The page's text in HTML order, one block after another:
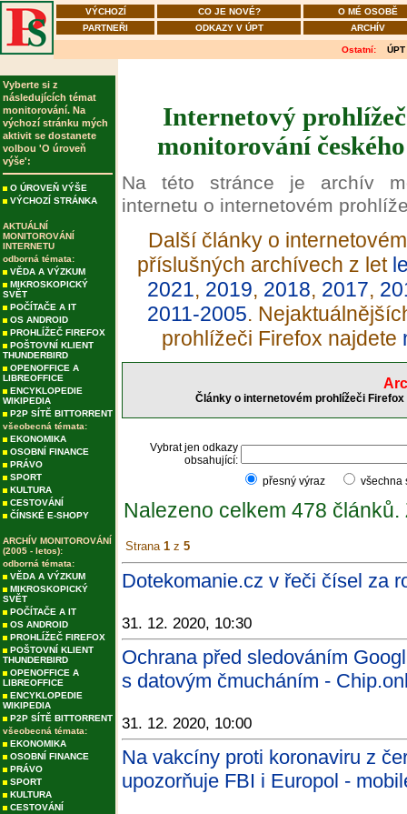
VÝCHOZÍ CO JE NOVÉ?
O MÉ OSOBĚ
PARTNEŘI
ODKAZY V ÚPT ARCHÍV
Ostatní: ÚPT
Vyberte si z
následujících témat
monitorování. Na
výchozí stránku mých
aktivit se dostanete
volbou 'O úroveň
výše':
O ÚROVEŇ VÝŠE
VÝCHOZÍ STRÁNKA
AKTUÁLNÍ
MONITOROVÁNÍ
INTERNETU
odborná témata:
VĚDA A VÝZKUM
MIKROSKOPICKÝ
SVĚT
POČÍTAČE A IT
OS ANDROID
PROHLÍŽEČ FIREFOX
POŠTOVNÍ KLIENT
THUNDERBIRD
OPENOFFICE A
LIBREOFFICE
ENCYKLOPEDIE
WIKIPEDIA
P2P SÍTĚ BITTORRENT
všeobecná témata:
EKONOMIKA
OSOBNÍ FINANCE
PRÁVO
SPORT
KULTURA
CESTOVÁNÍ
ČÍNSKÉ E-SHOPY
ARCHÍV MONITOROVÁNÍ
(2005 - letos):
odborná témata:
VĚDA A VÝZKUM
MIKROSKOPICKÝ
SVĚT
POČÍTAČE A IT
OS ANDROID
PROHLÍŽEČ FIREFOX
POŠTOVNÍ KLIENT
THUNDERBIRD
OPENOFFICE A
LIBREOFFICE
ENCYKLOPEDIE
WIKIPEDIA
P2P SÍTĚ BITTORRENT
všeobecná témata:
EKONOMIKA
OSOBNÍ FINANCE
PRÁVO
SPORT
KULTURA
CESTOVÁNÍ
Internetový
monitorování
Na této stránce je archív
internetu o internetovém
Další články o
příslušných archívech z let
2021, 2019, 2018, 2017,
2011-2005.
prohlížeči Firefox najdete
Články o internetovém prohlížeči Firefox
Vybrat jen odkazy
obsahující:
přesný výraz
Nalezeno celkem 478
Strana 1 z 5
Dotekomanie.cz v řeči čísel za
31. 12. 2020, 10:30
Ochrana před sledováním
s datovým čmucháním -
31. 12. 2020, 10:00
Na vakcíny proti koronaviru z
upozorňuje FBI i Europol -